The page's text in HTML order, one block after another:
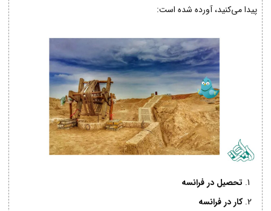
پیدا می‌کنید، آورده شده است:
تحصیل در فرانسه
کار در فرانسه